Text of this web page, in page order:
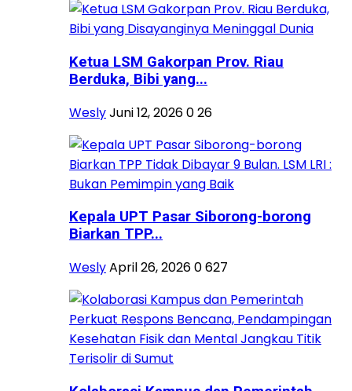
Ketua LSM Gakorpan Prov. Riau
Berduka, Bibi yang...
WeslyJuni 12, 2026026
Kepala UPT Pasar Siborong-borong
Biarkan TPP...
WeslyApril 26, 20260627